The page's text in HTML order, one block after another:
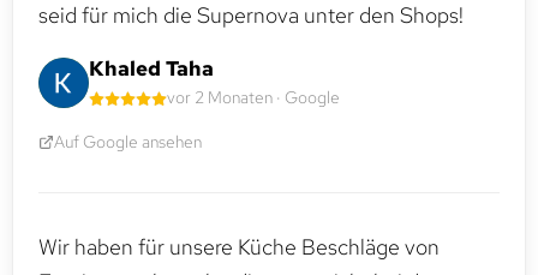
seid für mich die Supernova unter den Shops!
Khaled Taha
vor 2 Monaten · Google
Auf Google ansehen
Wir haben für unsere Küche Beschläge von